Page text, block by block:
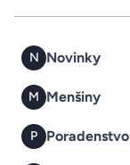
N Novinky
M Menšiny
P Poradenstvo